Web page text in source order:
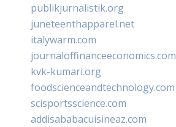
publikjurnalistik.org
juneteenthapparel.net
italywarm.com
journaloffinanceeconomics.com
kvk-kumari.org
foodscienceandtechnology.com
scisportsscience.com
addisababacuisineaz.com